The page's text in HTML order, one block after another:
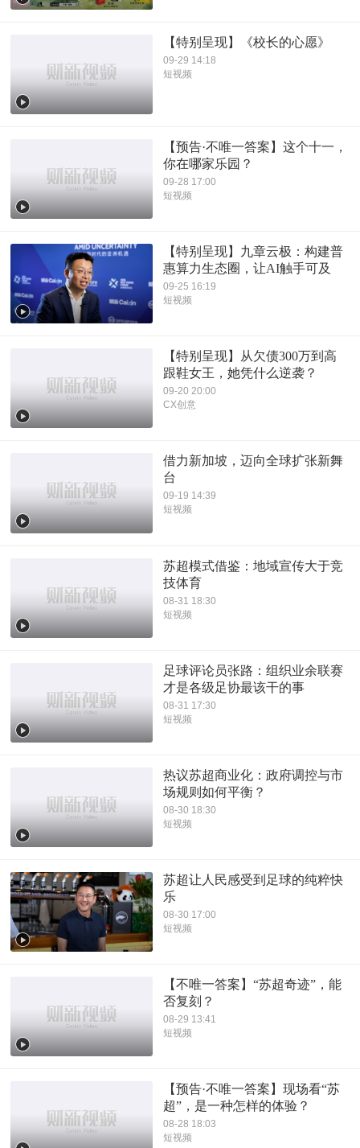
【特别呈现】《校长的心愿》
09-29 14:18
短视频
【预告·不唯一答案】这个十一，
你在哪家乐园？
09-28 17:00
短视频
【特别呈现】九章云极：构建普
惠算力生态圈，让AI触手可及
09-25 16:19
短视频
【特别呈现】从欠债300万到高
跟鞋女王，她凭什么逆袭？
09-20 20:00
CX创意
借力新加坡，迈向全球扩张新舞
台
09-19 14:39
短视频
苏超模式借鉴：地域宣传大于竞
技体育
08-31 18:30
短视频
足球评论员张路：组织业余联赛
才是各级足协最该干的事
08-31 17:30
短视频
热议苏超商业化：政府调控与市
场规则如何平衡？
08-30 18:30
短视频
苏超让人民感受到足球的纯粹快
乐
08-30 17:00
短视频
【不唯一答案】“苏超奇迹”，能
否复刻？
08-29 13:41
短视频
【预告·不唯一答案】现场看“苏
超”，是一种怎样的体验？
08-28 18:03
短视频